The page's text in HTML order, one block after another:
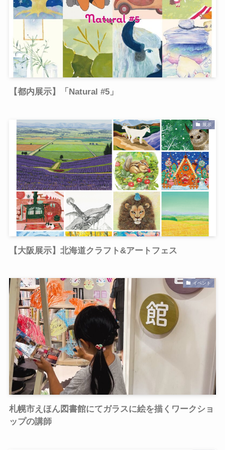
【都内展示】「Natural #5」
展示
【大阪展示】北海道クラフト&アートフェス
イベント
札幌市えほん図書館にてガラスに絵を描くワークショ
ップの講師